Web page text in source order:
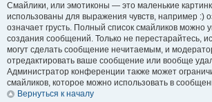
Смайлики, или эмотиконы — это маленькие
использованы для выражения чувств, например :)
означает грусть. Полный список смайликов можно
создания сообщений. Только не перестарайтесь,
могут сделать сообщение нечитаемым, и
отредактировать ваше сообщение или вообще
Администратор конференции также может
смайликов, которое можно использовать в
Вернуться к началу